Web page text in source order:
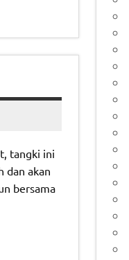
tangki ini
dan akan
bersama